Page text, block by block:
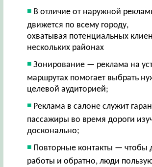
В отличие от наружной
движется по всему городу,
охватывая потенциальных
нескольких районах
Зонирование — реклама на
маршрутах помогает выбрать
целевой аудиторией;
Реклама в салоне служит
пассажиры во время дороги
досконально;
Повторные контакты — чтобы
работы и обратно, люди